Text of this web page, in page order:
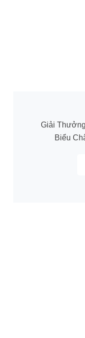
Giải
Biểu